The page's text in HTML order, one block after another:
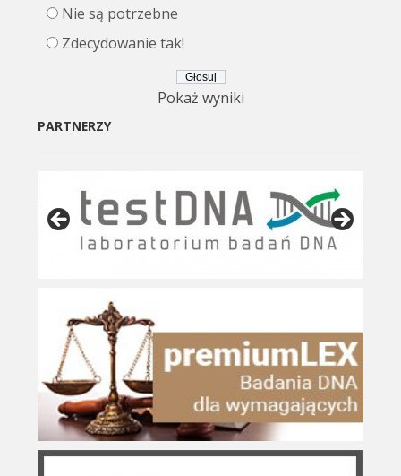
Nie są potrzebne
Zdecydowanie tak!
Pokaż wyniki
PARTNERZY